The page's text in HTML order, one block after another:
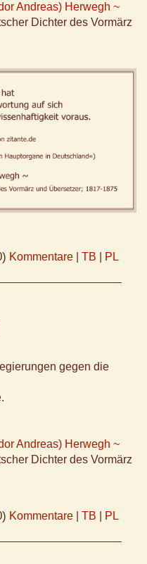
Andreas) Herwegh ~
Dichter des Vormärz
Kommentare TB PL
gegen die
Andreas) Herwegh ~
Dichter des Vormärz
Kommentare TB PL